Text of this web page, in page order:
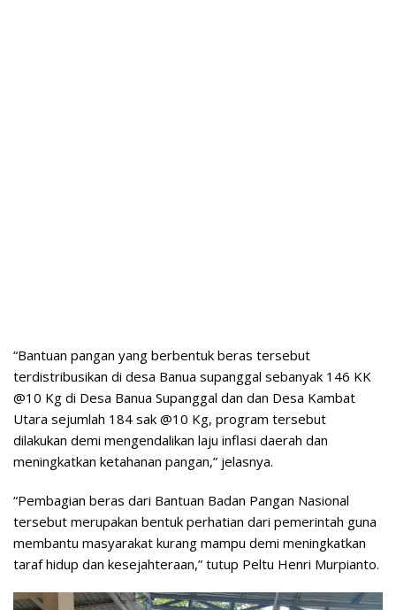
“Bantuan pangan yang berbentuk beras tersebut
terdistribusikan di desa Banua supanggal sebanyak 146 KK
@10 Kg di Desa Banua Supanggal dan dan Desa Kambat
Utara sejumlah 184 sak @10 Kg, program tersebut
dilakukan demi mengendalikan laju inflasi daerah dan
meningkatkan ketahanan pangan,” jelasnya.
“Pembagian beras dari Bantuan Badan Pangan Nasional
tersebut merupakan bentuk perhatian dari pemerintah guna
membantu masyarakat kurang mampu demi meningkatkan
taraf hidup dan kesejahteraan,” tutup Peltu Henri Murpianto.